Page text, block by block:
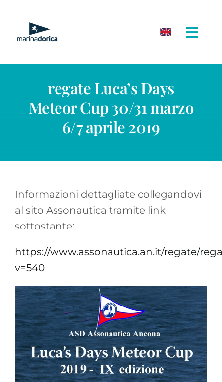
contenuto
regate Luca’s Days
Meteor Cup 30/31 marzo
6/7 aprile 2019
Informazioni dettagliate collegandovi
al sito Assonautica tramite link
sottostante:
https://www.assonautica.an.it/regate/
v=540